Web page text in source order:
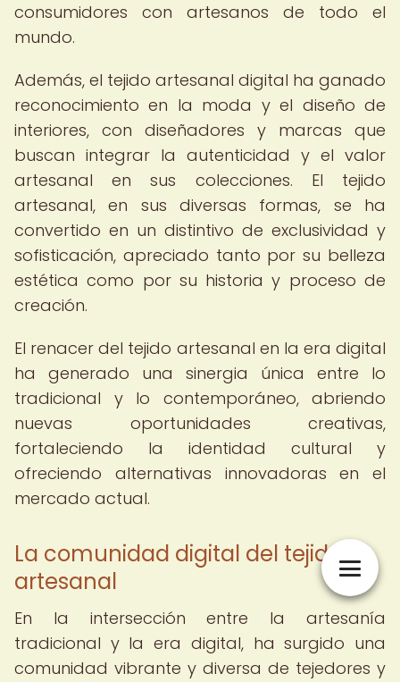
consumidores con artesanos de todo el
mundo.
Además, el tejido artesanal digital ha ganado
reconocimiento en la moda y el diseño de
interiores, con diseñadores y marcas que
buscan integrar la autenticidad y el valor
artesanal en sus colecciones. El tejido
artesanal, en sus diversas formas, se ha
convertido en un distintivo de exclusividad y
sofisticación, apreciado tanto por su belleza
estética como por su historia y proceso de
creación.
El renacer del tejido artesanal en la era digital
ha generado una sinergia única entre lo
tradicional y lo contemporáneo, abriendo
nuevas oportunidades creativas,
fortaleciendo la identidad cultural y
ofreciendo alternativas innovadoras en el
mercado actual.
La comunidad digital del tejido
artesanal
En la intersección entre la artesanía
tradicional y la era digital, ha surgido una
comunidad vibrante y diversa de tejedores y